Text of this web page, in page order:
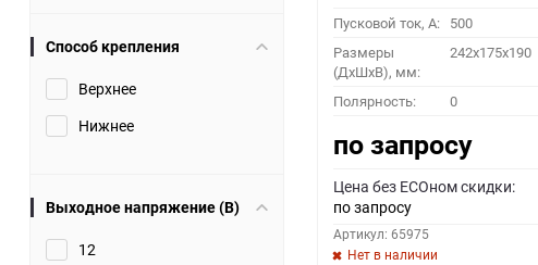
Способ крепления
Верхнее
Нижнее
Выходное напряжение (В)
12
Пусковой ток, A: 500
Размеры
(ДхШхВ), мм:
242x175x190
Полярность: 0
по запросу
Цена без ECOном скидки:
по запросу
Артикул: 65975
Нет в наличии